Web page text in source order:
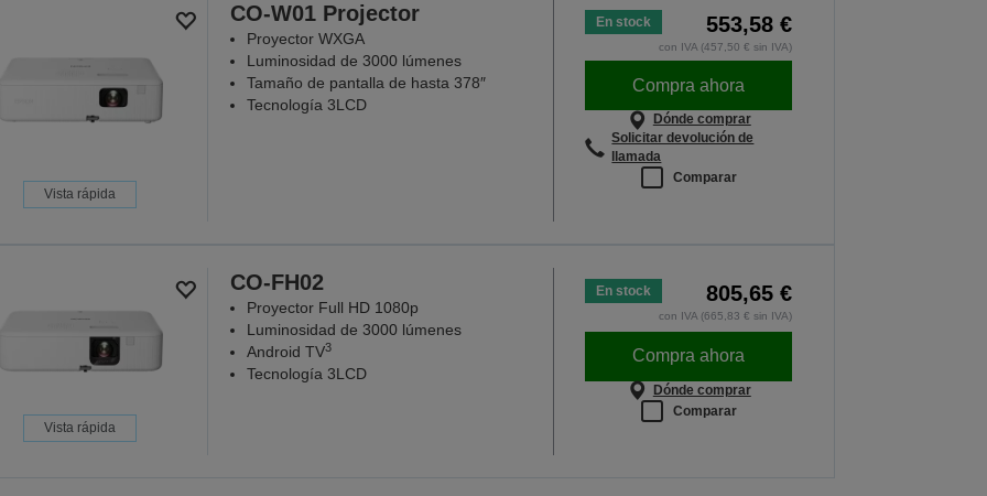
Vista rápida
CO-W01 Projector
Proyector WXGA
Luminosidad de 3000 lúmenes
Tamaño de pantalla de hasta 378″
Tecnología 3LCD
En stock 553,58 €
con IVA (457,50 € sin IVA)
Compra ahora
Dónde comprar
Solicitar devolución de
llamada
Comparar
Vista rápida
CO-FH02
Proyector Full HD 1080p
Luminosidad de 3000 lúmenes
Android TV3
Tecnología 3LCD
En stock 805,65 €
con IVA (665,83 € sin IVA)
Compra ahora
Dónde comprar
Comparar